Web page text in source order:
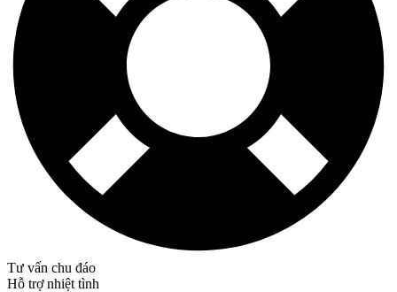
Tư vấn chu đáo
Hỗ trợ nhiệt tình